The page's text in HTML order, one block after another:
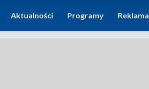
Aktualności Programy Reklama